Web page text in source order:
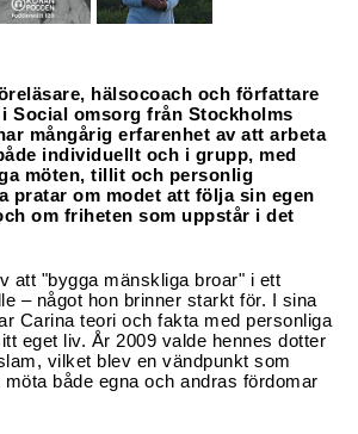
facilitator
event
hälsocoach och författare
Social omsorg från Stockholms
mångårig erfarenhet av att arbeta
individuellt och i grupp, med
möten, tillit och personlig
pratar om modet att följa sin egen
om friheten som uppstår i det
att "bygga mänskliga broar" i ett
– något hon brinner starkt för. I sina
Carina teori och fakta med personliga
eget liv. År 2009 valde hennes dotter
vilket blev en vändpunkt som
både egna och andras fördomar